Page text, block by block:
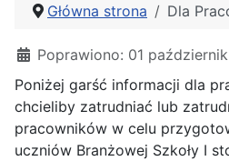
Główna strona Dla
Poprawiono: 01
Poniżej garść informacji dla
chcieliby zatrudniać lub
pracowników w celu
uczniów Branżowej Szkoły I